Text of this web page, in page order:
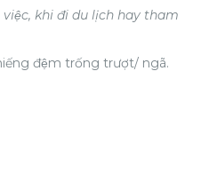
khi đi du lịch hay tham
đệm trống trượt/ ngã.